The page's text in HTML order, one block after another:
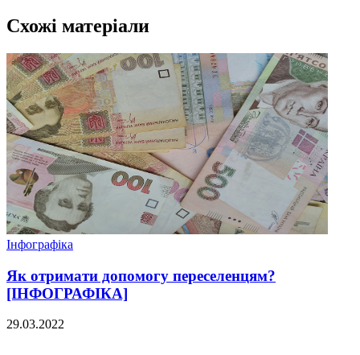
Схожі матеріали
Інфографіка
Як отримати допомогу переселенцям?
[ІНФОГРАФІКА]
29.03.2022